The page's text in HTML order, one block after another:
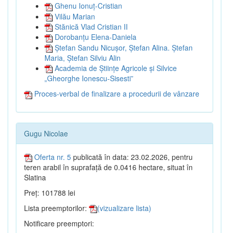
Ghenu Ionuț-Cristian
Vilău Marian
Stănică Vlad Cristian II
Dorobanțu Elena-Daniela
Ștefan Sandu Nicușor, Ștefan Alina. Ștefan
Maria, Ștefan Silviu Alin
Academia de Științe Agricole și Silvice
„Gheorghe Ionescu-Sisesti”
Proces-verbal de finalizare a procedurii de vânzare
Gugu Nicolae
Oferta nr. 5 publicată în data: 23.02.2026, pentru
teren arabil în suprafață de 0.0416 hectare, situat în
Slatina
Preț: 101788 lei
Lista preemptorilor:
(vizualizare lista)
Notificare preemptori: